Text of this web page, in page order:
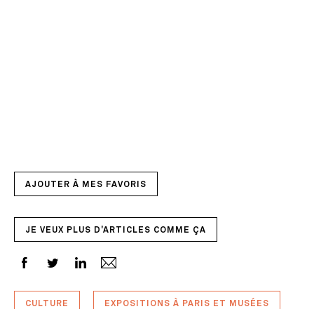
AJOUTER À MES FAVORIS
JE VEUX PLUS D'ARTICLES COMME ÇA
CULTURE EXPOSITIONS À PARIS ET MUSÉES